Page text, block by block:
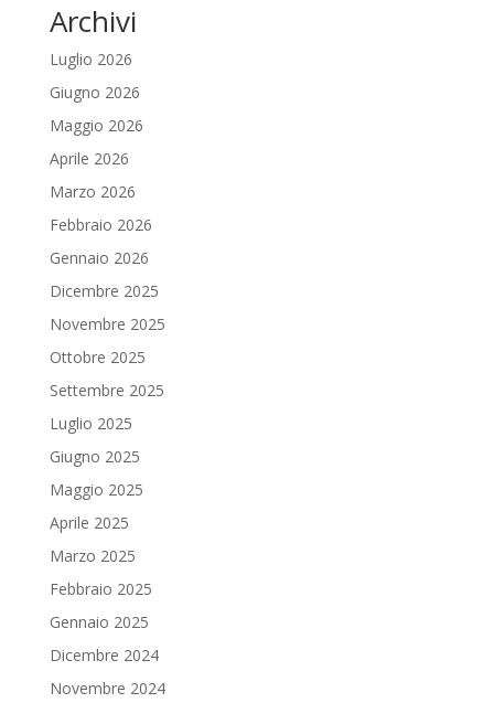
Archivi
Luglio 2026
Giugno 2026
Maggio 2026
Aprile 2026
Marzo 2026
Febbraio 2026
Gennaio 2026
Dicembre 2025
Novembre 2025
Ottobre 2025
Settembre 2025
Luglio 2025
Giugno 2025
Maggio 2025
Aprile 2025
Marzo 2025
Febbraio 2025
Gennaio 2025
Dicembre 2024
Novembre 2024